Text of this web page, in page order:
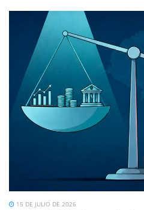
15 DE JULIO DE 2026